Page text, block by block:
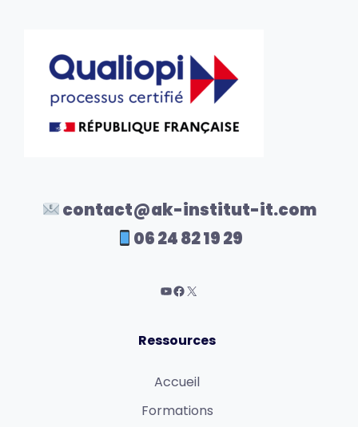
contact@ak-institut-it.com
06 24 82 19 29
Ressources
Accueil
Formations